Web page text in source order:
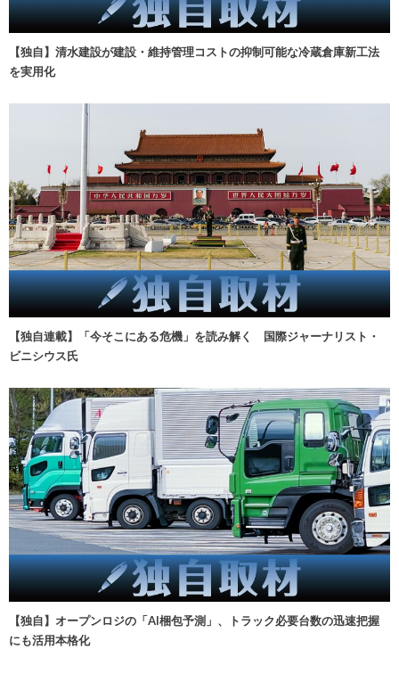
【独自】清水建設が建設・維持管理コストの抑制可能な冷蔵倉庫新工法
を実用化
【独自連載】「今そこにある危機」を読み解く 国際ジャーナリスト・
ビニシウス氏
【独自】オープンロジの「AI梱包予測」、トラック必要台数の迅速把握
にも活用本格化